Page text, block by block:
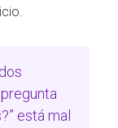
está mal